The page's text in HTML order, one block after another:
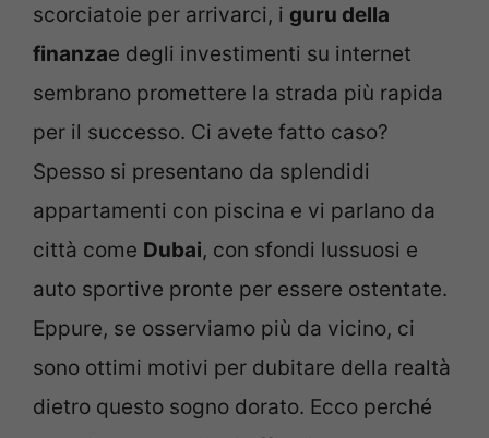
scorciatoie per arrivarci, i guru della
finanzae degli investimenti su internet
sembrano promettere la strada più rapida
per il successo. Ci avete fatto caso?
Spesso si presentano da splendidi
appartamenti con piscina e vi parlano da
città come Dubai, con sfondi lussuosi e
auto sportive pronte per essere ostentate.
Eppure, se osserviamo più da vicino, ci
sono ottimi motivi per dubitare della realtà
dietro questo sogno dorato. Ecco perché